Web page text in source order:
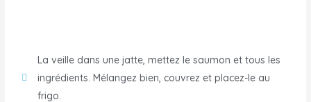
La veille dans une jatte, mettez le saumon et tous les
ingrédients. Mélangez bien, couvrez et placez-le au
frigo.